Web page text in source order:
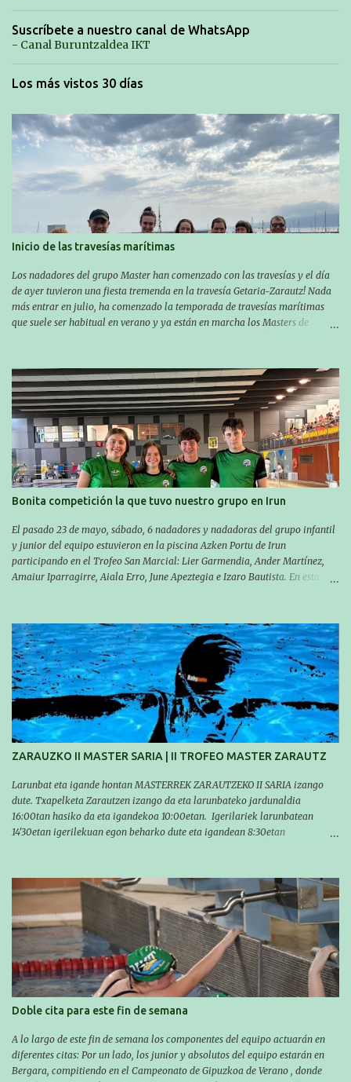
Suscríbete a nuestro canal de WhatsApp
- Canal Buruntzaldea IKT
Los más vistos 30 días
Inicio de las travesías marítimas
Los nadadores del grupo Master han comenzado con las travesías y el día
de ayer tuvieron una fiesta tremenda en la travesía Getaria-Zarautz! Nada
más entrar en julio, ha comenzado la temporada de travesías marítimas
que suele ser habitual en verano y ya están en marcha los Masters de
próxima cita. Para empezar, el 13 de julio, Manu Santos participó en la
XXXVIII. Travesía a nado de Ondarroa y recorrió una distancia de 1600
metros en 28 minutos y 30 segundos. Al día siguiente, Manu Santos y su
compañero Asier Gorostegi participaron en la V. San Antón Bira. En esta
travesía se realiza un recorrido desde la playa de Gaztetape hasta la playa
de Malkorbe, pero debido al estado del mar de aquel día, la organización
decidió hacerlo en el interior de la bahía de la playa de Malkorbe. Así,
Asier completó el recorrido en 29 minutos y 30 segundos, c...
Bonita competición la que tuvo nuestro grupo en Irun
El pasado 23 de mayo, sábado, 6 nadadores y nadadoras del grupo infantil
y junior del equipo estuvieron en la piscina Azken Portu de Irun
participando en el Trofeo San Marcial: Lier Garmendia, Ander Martínez,
Amaiur Iparragirre, Aiala Erro, June Apeztegia e Izaro Bautista. En esta
marcas. A pesar de no conseguir marca, pasaron una tarde muy buena y
sirvió para reforzar su experiencia. La mayoría ya ha terminado la
temporada, pero seguiremos trabajando con quienes están en la recta final,
trabajando para que cada uno consiga sus objetivos personales. BRNPWR!
ZARAUZKO II MASTER SARIA | II TROFEO MASTER ZARAUTZ
Larunbat eta igande hontan MASTERREK ZARAUTZEKO II SARIA izango
dute. Txapelketa Zarautzen izango da eta larunbateko jardunaldia
16:00tan hasiko da eta igandekoa 10:00etan. Igerilariek larunbatean
14'30etan igerilekuan egon beharko dute eta igandean 8:30etan
domingo los MASTERS tendrán el II TROFEO MASTER DE ZARAUTZ. La
competición se celebrará en Zarautz a las 16:00 la jornada del sabado y a
las 10:00 la del domingo. Los/las nadadores/as tendrán que estar en la
piscina a las 14:30 el sabado y a las 8:30 el domingo (polideportivo
Aritzbatalde). SERIES
Doble cita para este fin de semana
A lo largo de este fin de semana los componentes del equipo actuarán en
diferentes citas: Por un lado, los junior y absolutos del equipo estarán en
Bergara, compitiendo en el Campeonato de Gipuzkoa de Verano , donde